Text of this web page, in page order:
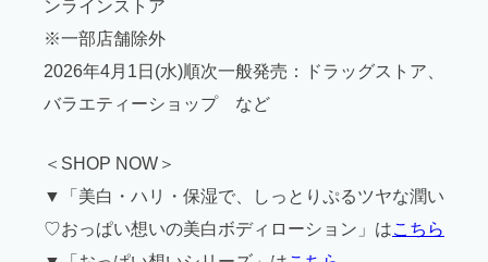
ンラインストア
※一部店舗除外
2026年4月1日(水)順次一般発売：ドラッグストア、
バラエティーショップ など
＜SHOP NOW＞
▼「美白・ハリ・保湿で、しっとりぷるツヤな潤い
♡おっぱい想いの美白ボディローション」はこちら